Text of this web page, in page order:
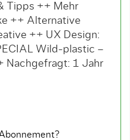
Tipps ++ Mehr
++ Alternative
++ UX Design:
Wild-plastic –
Nachgefragt: 1 Jahr